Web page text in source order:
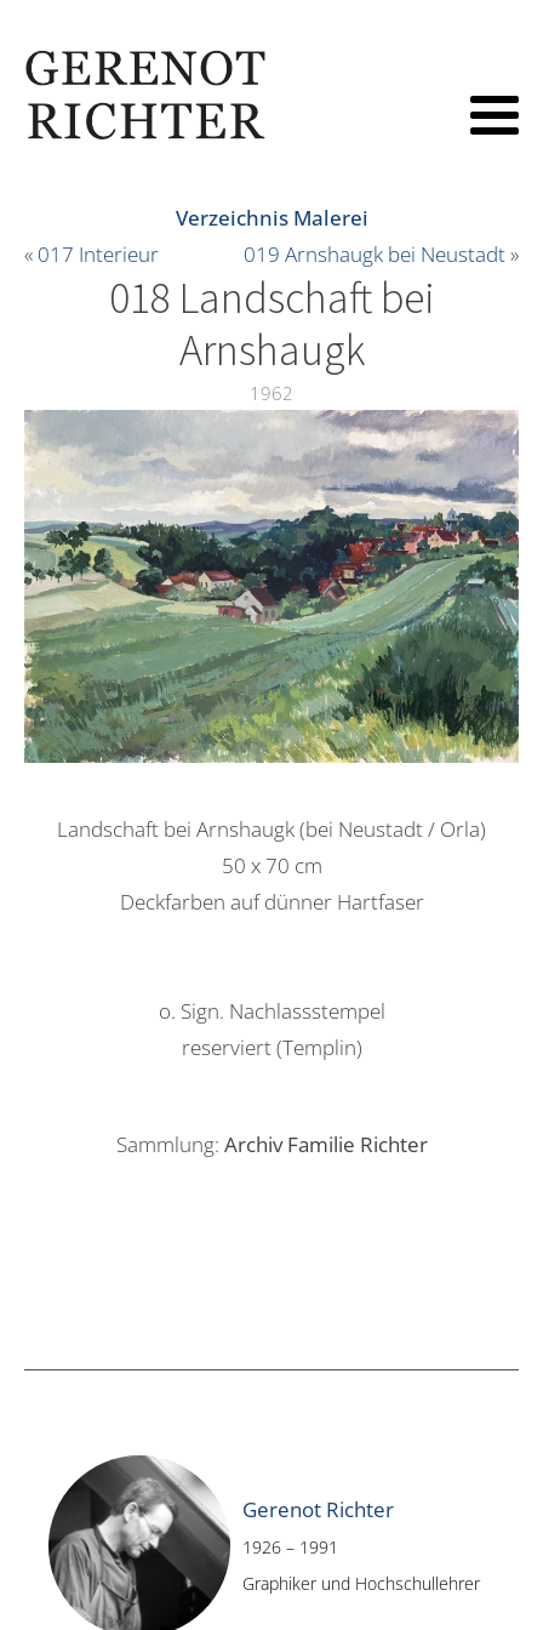
Verzeichnis Malerei
« 017 Interieur 019 Arnshaugk bei Neustadt»
018 Landschaft bei
Arnshaugk
1962
Landschaft bei Arnshaugk (bei Neustadt / Orla)
50 x 70 cm
Deckfarben auf dünner Hartfaser
o. Sign. Nachlassstempel
reserviert (Templin)
Sammlung: Archiv Familie Richter
Gerenot Richter
1926 – 1991
Graphiker und Hochschullehrer